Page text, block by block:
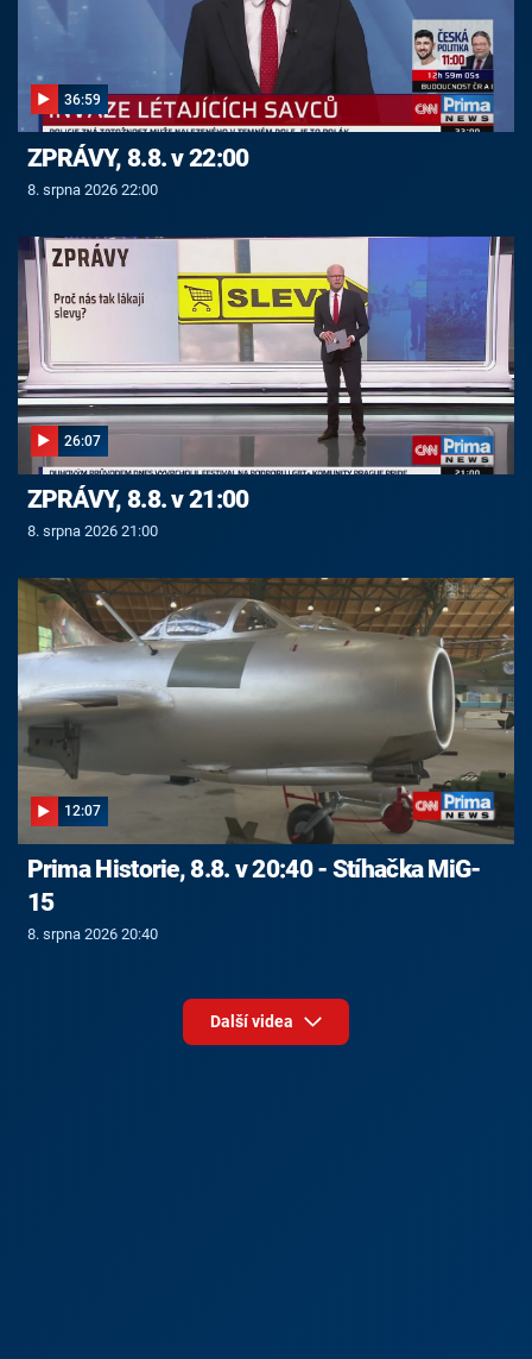
36:59
ZPRÁVY, 8.8. v 22:00
8. srpna 2026 22:00
26:07
ZPRÁVY, 8.8. v 21:00
8. srpna 2026 21:00
12:07
Prima Historie, 8.8. v 20:40 - Stíhačka MiG-
15
8. srpna 2026 20:40
Další videa